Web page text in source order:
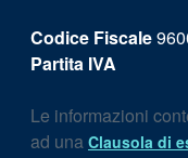
Codice Fiscale
Partita IVA
Le informazioni
ad una Clausola di